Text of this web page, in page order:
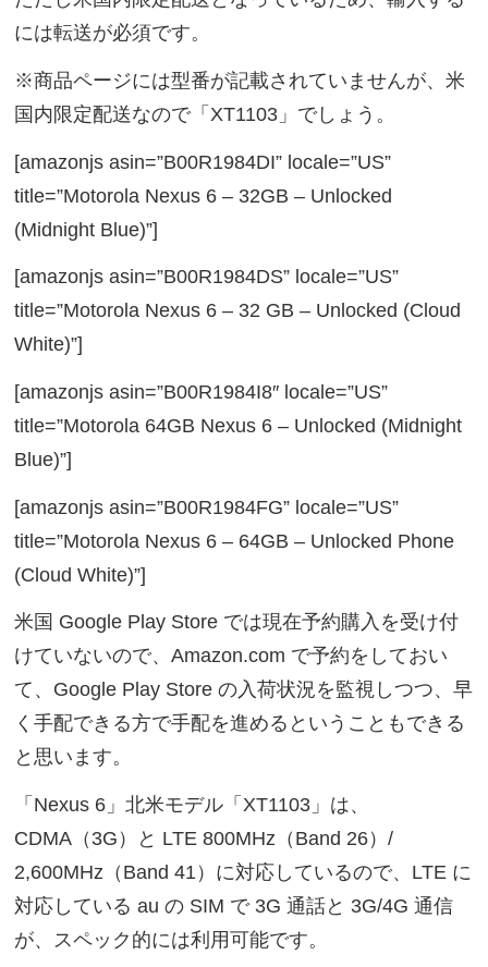
には転送が必須です。
※商品ページには型番が記載されていませんが、米
国内限定配送なので「XT1103」でしょう。
[amazonjs asin=”B00R1984DI” locale=”US”
title=”Motorola Nexus 6 – 32GB – Unlocked
(Midnight Blue)”]
[amazonjs asin=”B00R1984DS” locale=”US”
title=”Motorola Nexus 6 – 32 GB – Unlocked (Cloud
White)”]
[amazonjs asin=”B00R1984I8″ locale=”US”
title=”Motorola 64GB Nexus 6 – Unlocked (Midnight
Blue)”]
[amazonjs asin=”B00R1984FG” locale=”US”
title=”Motorola Nexus 6 – 64GB – Unlocked Phone
(Cloud White)”]
米国 Google Play Store では現在予約購入を受け付
けていないので、Amazon.com で予約をしておい
て、Google Play Store の入荷状況を監視しつつ、早
く手配できる方で手配を進めるということもできる
と思います。
「Nexus 6」北米モデル「XT1103」は、
CDMA（3G）と LTE 800MHz（Band 26）/
2,600MHz（Band 41）に対応しているので、LTE に
対応している au の SIM で 3G 通話と 3G/4G 通信
が、スペック的には利用可能です。